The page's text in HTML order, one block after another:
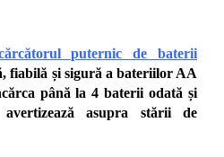
puternic de baterii
fiabilă și sigură a bateriilor AA
până la 4 baterii odată și
asupra stării de